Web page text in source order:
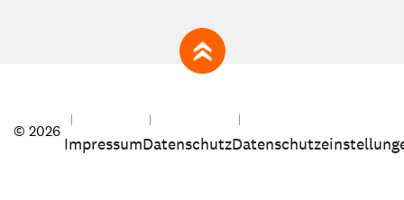
zum Seitenanfang
© 2026
ImpressumDatenschutz